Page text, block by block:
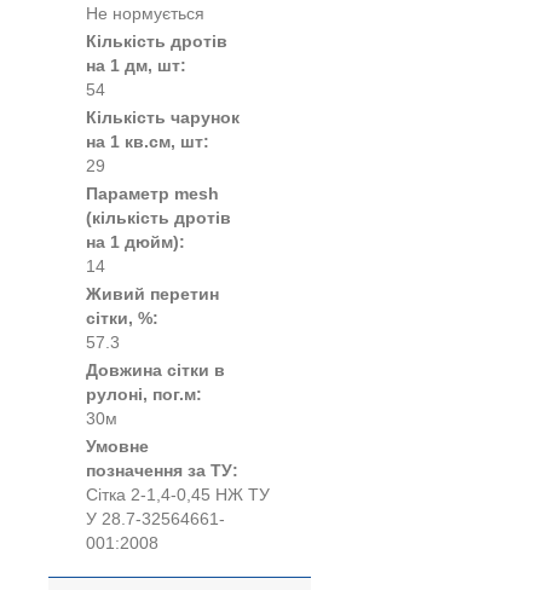
Не нормується
Кількість дротів
на 1 дм, шт:
54
Кількість чарунок
на 1 кв.см, шт:
29
Параметр mesh
(кількість дротів
на 1 дюйм):
14
Живий перетин
сітки, %:
57.3
Довжина сітки в
рулоні, пог.м:
30м
Умовне
позначення за ТУ:
Сітка 2-1,4-0,45 НЖ ТУ
У 28.7-32564661-
001:2008